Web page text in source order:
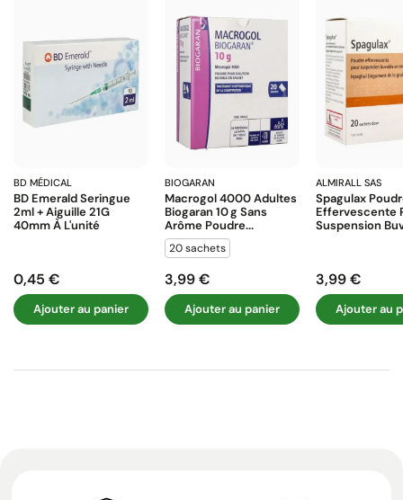
BD MÉDICAL
BD Emerald Seringue
2ml + Aiguille 21G
40mm À L'unité
Prix
0,45 €
Ajouter au panier
BIOGARAN
Macrogol 4000 Adultes
Biogaran 10 G Sans
Arôme Poudre...
20 sachets
Prix
3,99 €
Ajouter au panier
ALMIRALL SAS
Spagulax
Effervescente
Suspension
Prix
3,99 €
Ajouter au